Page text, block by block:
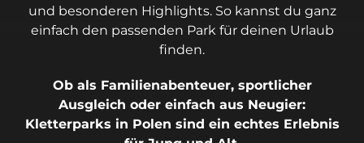
und besonderen Highlights. So kannst du ganz
einfach den passenden Park für deinen Urlaub
finden.
Ob als Familienabenteuer, sportlicher
Ausgleich oder einfach aus Neugier:
Kletterparks in Polen sind ein echtes Erlebnis